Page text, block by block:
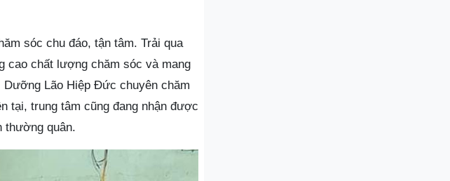
sóc chu đáo, tận tâm. Trải qua
cao chất lượng chăm sóc và mang
Lão Hiệp Đức chuyên chăm
tại, trung tâm cũng đang nhận được
thường quân.